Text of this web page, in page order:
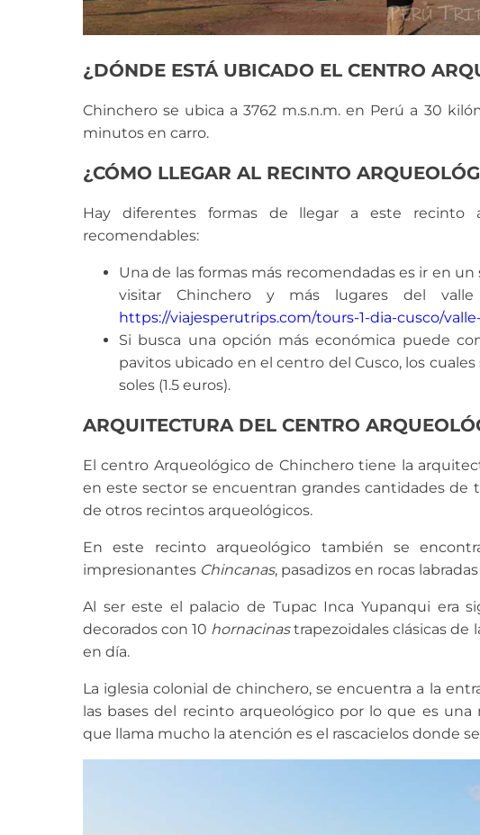
¿DÓNDE ESTÁ UBICADO EL CENTRO
Chinchero se ubica a 3762 m.s.n.m. en Perú a 30
minutos en carro.
¿CÓMO LLEGAR AL RECINTO
Hay diferentes formas de llegar a este recinto
recomendables:
Una de las formas más recomendadas es ir en
visitar Chinchero y más lugares del
https://viajesperutrips.com/tours-1-dia-cusco/
Si busca una opción más económica puede
pavitos ubicado en el centro del Cusco, los
soles (1.5 euros).
ARQUITECTURA DEL CENTRO
El centro Arqueológico de Chinchero tiene la
en este sector se encuentran grandes cantidades
de otros recintos arqueológicos.
En este recinto arqueológico también se
impresionantes Chincanas, pasadizos en rocas
Al ser este el palacio de Tupac Inca Yupanqui era
decorados con 10 hornacinastrapezoidales clásicas de
en día.
La iglesia colonial de chinchero, se encuentra a la
las bases del recinto arqueológico por lo que es
que llama mucho la atención es el rascacielos donde